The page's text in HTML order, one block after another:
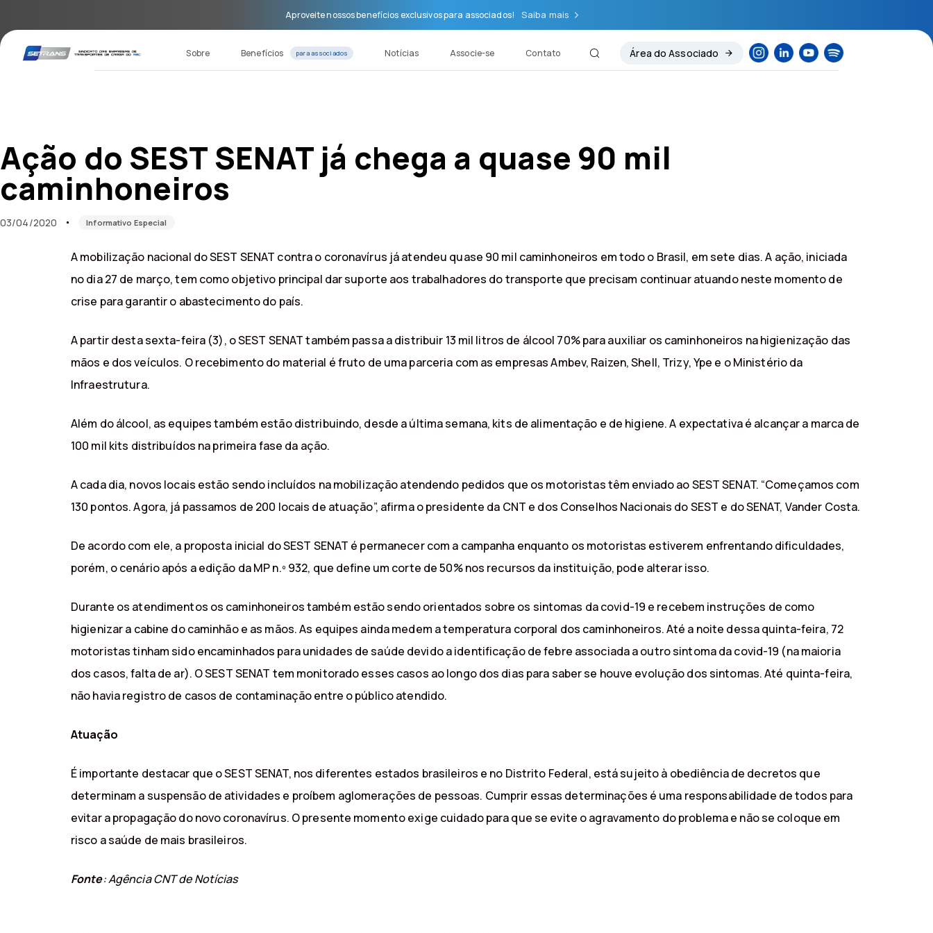
primary
navigation
Aproveite nossos benefícios exclusivos para associados! Saiba mais
Sobre Benefícios para associados Notícias Associe-se Contato Área do Associado
Ação do SEST SENAT já chega a quase 90 mil
caminhoneiros
03/04/2020 Informativo Especial
A mobilização nacional do SEST SENAT contra o coronavírus já atendeu quase 90 mil caminhoneiros em todo o Brasil, em sete dias. A ação, iniciada
no dia 27 de março, tem como objetivo principal dar suporte aos trabalhadores do transporte que precisam continuar atuando neste momento de
crise para garantir o abastecimento do país.
A partir desta sexta-feira (3), o SEST SENAT também passa a distribuir 13 mil litros de álcool 70% para auxiliar os caminhoneiros na higienização das
mãos e dos veículos. O recebimento do material é fruto de uma parceria com as empresas Ambev, Raizen, Shell, Trizy, Ype e o Ministério da
Infraestrutura.
Além do álcool, as equipes também estão distribuindo, desde a última semana, kits de alimentação e de higiene. A expectativa é alcançar a marca de
100 mil kits distribuídos na primeira fase da ação.
A cada dia, novos locais estão sendo incluídos na mobilização atendendo pedidos que os motoristas têm enviado ao SEST SENAT. “Começamos com
130 pontos. Agora, já passamos de 200 locais de atuação”, afirma o presidente da CNT e dos Conselhos Nacionais do SEST e do SENAT, Vander Costa.
De acordo com ele, a proposta inicial do SEST SENAT é permanecer com a campanha enquanto os motoristas estiverem enfrentando dificuldades,
porém, o cenário após a edição da MP n.º 932, que define um corte de 50% nos recursos da instituição, pode alterar isso.
Durante os atendimentos os caminhoneiros também estão sendo orientados sobre os sintomas da covid-19 e recebem instruções de como
higienizar a cabine do caminhão e as mãos. As equipes ainda medem a temperatura corporal dos caminhoneiros. Até a noite dessa quinta-feira, 72
motoristas tinham sido encaminhados para unidades de saúde devido a identificação de febre associada a outro sintoma da covid-19 (na maioria
dos casos, falta de ar). O SEST SENAT tem monitorado esses casos ao longo dos dias para saber se houve evolução dos sintomas. Até quinta-feira,
não havia registro de casos de contaminação entre o público atendido.
Atuação
É importante destacar que o SEST SENAT, nos diferentes estados brasileiros e no Distrito Federal, está sujeito à obediência de decretos que
determinam a suspensão de atividades e proíbem aglomerações de pessoas. Cumprir essas determinações é uma responsabilidade de todos para
evitar a propagação do novo coronavírus. O presente momento exige cuidado para que se evite o agravamento do problema e não se coloque em
risco a saúde de mais brasileiros.
Fonte: Agência CNT de Notícias